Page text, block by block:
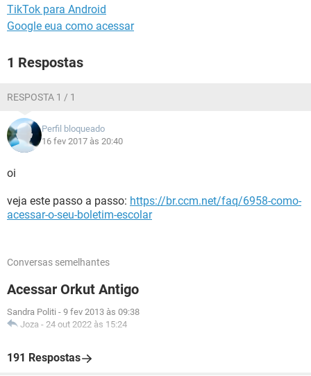
TikTok para Android
Google eua como acessar
1 Respostas
RESPOSTA 1 / 1
Perfil bloqueado
16 fev 2017 às 20:40
oi
veja este passo a passo: https://br.ccm.net/faq/6958-como-
acessar-o-seu-boletim-escolar
Conversas semelhantes
Acessar Orkut Antigo
Sandra Politi - 9 fev 2013 às 09:38
Joza - 24 out 2022 às 15:24
191 Respostas